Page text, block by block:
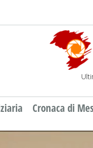
Cronaca di